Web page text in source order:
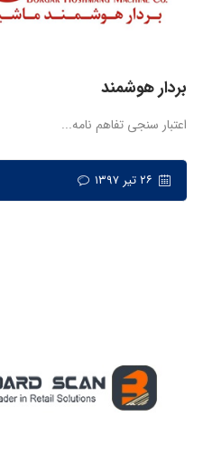
بردار هوشمند
اعتبار سنجی تفاهم نامه...